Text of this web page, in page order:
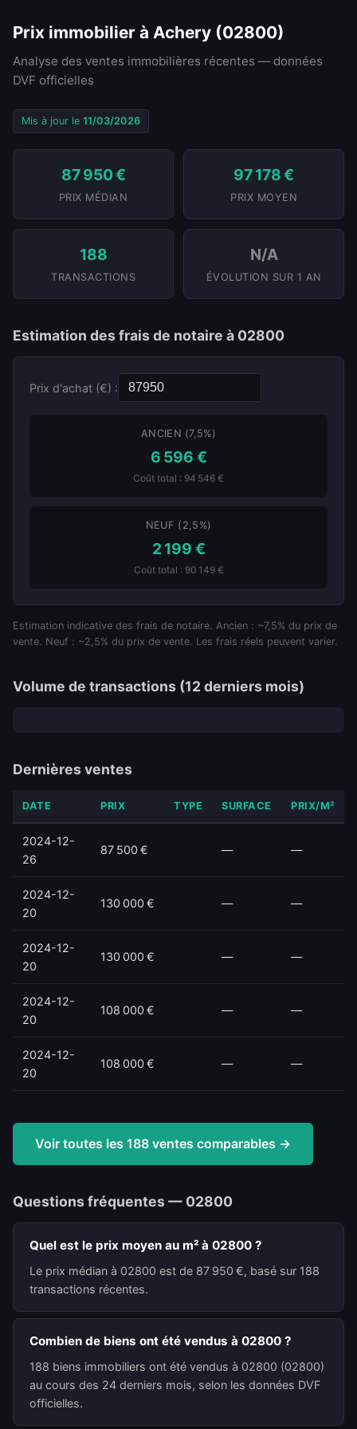
Prix immobilier à Achery (02800)
Analyse des ventes immobilières récentes — données
DVF officielles
Mis à jour le 11/03/2026
87 950 €
PRIX MÉDIAN
97 178 €
PRIX MOYEN
188
TRANSACTIONS
N/A
ÉVOLUTION SUR 1 AN
Estimation des frais de notaire à 02800
Prix d'achat (€) :
ANCIEN (7,5%)
6 596 €
Coût total : 94 546 €
NEUF (2,5%)
2 199 €
Coût total : 90 149 €
Estimation indicative des frais de notaire. Ancien : ~7,5% du prix de
vente. Neuf : ~2,5% du prix de vente. Les frais réels peuvent varier.
Volume de transactions (12 derniers mois)
Dernières ventes
DATE PRIX TYPE SURFACE PRIX/M²
2024-12-
26
87 500 € — —
2024-12-
20
130 000 € — —
2024-12-
20
130 000 € — —
2024-12-
20
108 000 € — —
2024-12-
20
108 000 € — —
Voir toutes les 188 ventes comparables →
Questions fréquentes — 02800
Quel est le prix moyen au m² à 02800 ?
Le prix médian à 02800 est de 87 950 €, basé sur 188
transactions récentes.
Combien de biens ont été vendus à 02800 ?
188 biens immobiliers ont été vendus à 02800 (02800)
au cours des 24 derniers mois, selon les données DVF
officielles.